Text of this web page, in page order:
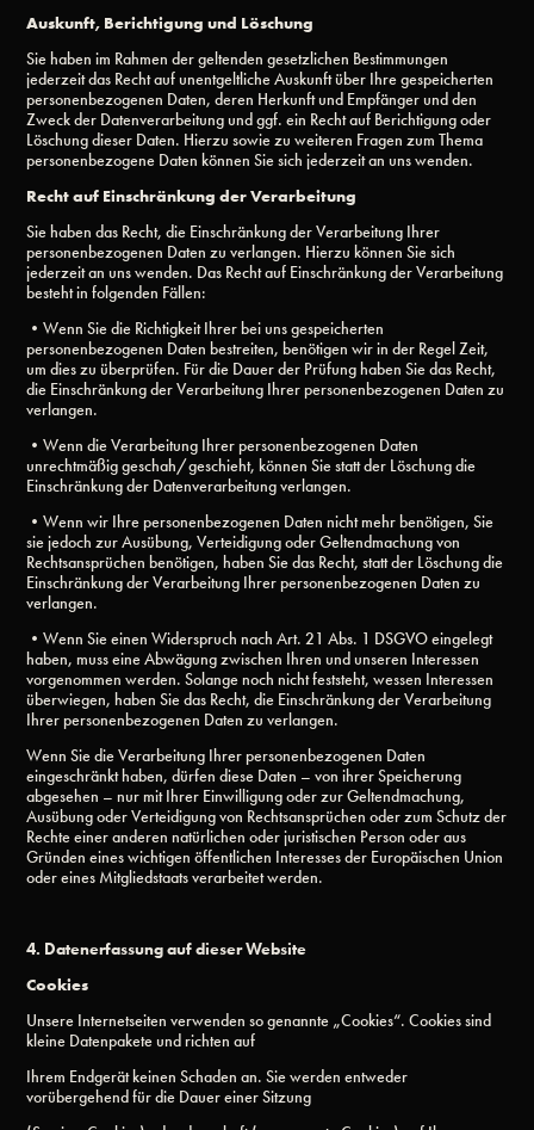
Auskunft, Berichtigung und Löschung
Sie haben im Rahmen der geltenden gesetzlichen Bestimmungen
jederzeit das Recht auf unentgeltliche Auskunft über Ihre gespeicherten
personenbezogenen Daten, deren Herkunft und Empfänger und den
Zweck der Datenverarbeitung und ggf. ein Recht auf Berichtigung oder
Löschung dieser Daten. Hierzu sowie zu weiteren Fragen zum Thema
personenbezogene Daten können Sie sich jederzeit an uns wenden.
Recht auf Einschränkung der Verarbeitung
Sie haben das Recht, die Einschränkung der Verarbeitung Ihrer
personenbezogenen Daten zu verlangen. Hierzu können Sie sich
jederzeit an uns wenden. Das Recht auf Einschränkung der Verarbeitung
besteht in folgenden Fällen:
•Wenn Sie die Richtigkeit Ihrer bei uns gespeicherten
personenbezogenen Daten bestreiten, benötigen wir in der Regel Zeit,
um dies zu überprüfen. Für die Dauer der Prüfung haben Sie das Recht,
die Einschränkung der Verarbeitung Ihrer personenbezogenen Daten zu
verlangen.
•Wenn die Verarbeitung Ihrer personenbezogenen Daten
unrechtmäßig geschah/geschieht, können Sie statt der Löschung die
Einschränkung der Datenverarbeitung verlangen.
•Wenn wir Ihre personenbezogenen Daten nicht mehr benötigen, Sie
sie jedoch zur Ausübung, Verteidigung oder Geltendmachung von
Rechtsansprüchen benötigen, haben Sie das Recht, statt der Löschung die
Einschränkung der Verarbeitung Ihrer personenbezogenen Daten zu
verlangen.
•Wenn Sie einen Widerspruch nach Art. 21 Abs. 1 DSGVO eingelegt
haben, muss eine Abwägung zwischen Ihren und unseren Interessen
vorgenommen werden. Solange noch nicht feststeht, wessen Interessen
überwiegen, haben Sie das Recht, die Einschränkung der Verarbeitung
Ihrer personenbezogenen Daten zu verlangen.
Wenn Sie die Verarbeitung Ihrer personenbezogenen Daten
eingeschränkt haben, dürfen diese Daten – von ihrer Speicherung
abgesehen – nur mit Ihrer Einwilligung oder zur Geltendmachung,
Ausübung oder Verteidigung von Rechtsansprüchen oder zum Schutz der
Rechte einer anderen natürlichen oder juristischen Person oder aus
Gründen eines wichtigen öffentlichen Interesses der Europäischen Union
oder eines Mitgliedstaats verarbeitet werden.
4. Datenerfassung auf dieser Website
Cookies
Unsere Internetseiten verwenden so genannte „Cookies“. Cookies sind
kleine Datenpakete und richten auf
Ihrem Endgerät keinen Schaden an. Sie werden entweder
vorübergehend für die Dauer einer Sitzung